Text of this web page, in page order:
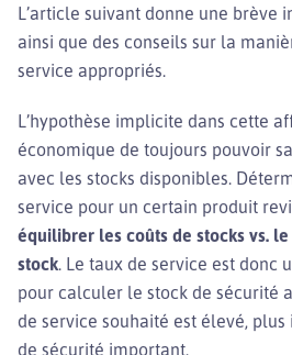
L’article suivant donne une brève
ainsi que des conseils sur la
service appropriés.
L’hypothèse implicite dans cette
économique de toujours pouvoir
avec les stocks disponibles.
service pour un certain produit
équilibrer les coûts de stocks vs.
stock. Le taux de service est donc
pour calculer le stock de sécurité
de service souhaité est élevé,
de sécurité important.